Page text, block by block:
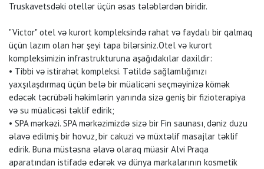
Truskavetsdəki otellər üçün əsas tələblərdən biridir.
"Victor" otel və kurort kompleksində rahat və faydalı bir qalmaq
üçün lazım olan hər şeyi tapa bilərsiniz.Otel və kurort
kompleksimizin infrastrukturuna aşağıdakılar daxildir:
• Tibbi və istirahət kompleksi. Tətildə sağlamlığınızı
yaxşılaşdırmaq üçün belə bir müalicəni seçməyinizə kömək
edəcək təcrübəli həkimlərin yanında sizə geniş bir fizioterapiya
və su müalicəsi təklif edirik;
• SPA mərkəzi. SPA mərkəzimizdə sizə bir Fin saunası, dəniz duzu
əlavə edilmiş bir hovuz, bir cakuzi və müxtəlif masajlar təklif
edirik. Buna müstəsna əlavə olaraq müasir Alvi Praqa
aparatından istifadə edərək və dünya markalarının kosmetik